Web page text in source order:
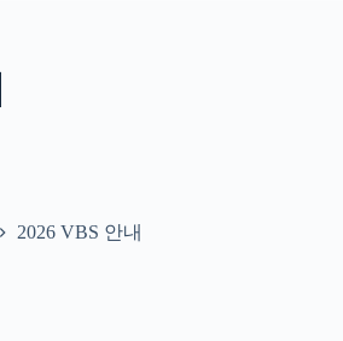
2026 VBS 안내